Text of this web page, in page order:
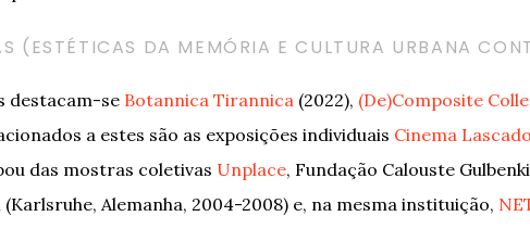
(ESTÉTICAS DA MEMÓRIA E CULTURA URBANA
destacam-se Botannica Tirannica (2022), (De)Composite
a estes são as exposições individuais Cinema Lascado
das mostras coletivas Unplace, Fundação Calouste
(Karlsruhe, Alemanha, 2004-2008) e, na mesma instituição,